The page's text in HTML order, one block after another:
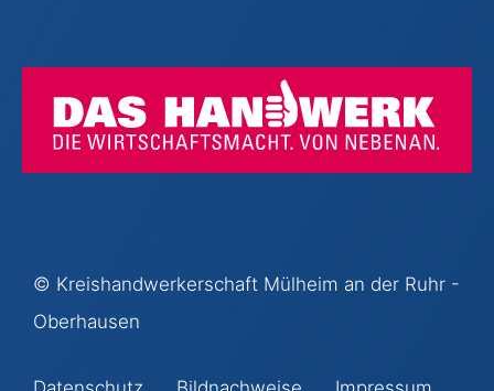
© Kreishandwerkerschaft Mülheim an der Ruhr -
Oberhausen